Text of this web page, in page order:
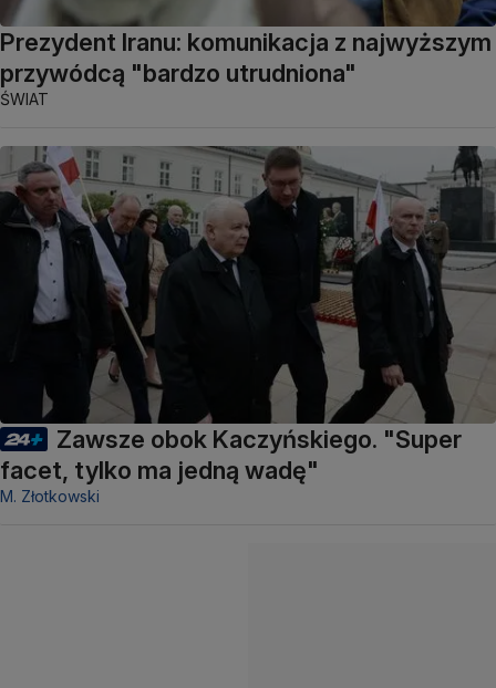
Prezydent Iranu: komunikacja z najwyższym
przywódcą "bardzo utrudniona"
ŚWIAT
Zawsze obok Kaczyńskiego. "Super
facet, tylko ma jedną wadę"
M. Złotkowski